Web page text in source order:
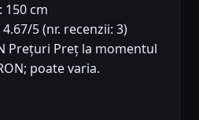
150 cm
5 (nr. recenzii: 3)
Prețuri Preț la momentul
poate varia.